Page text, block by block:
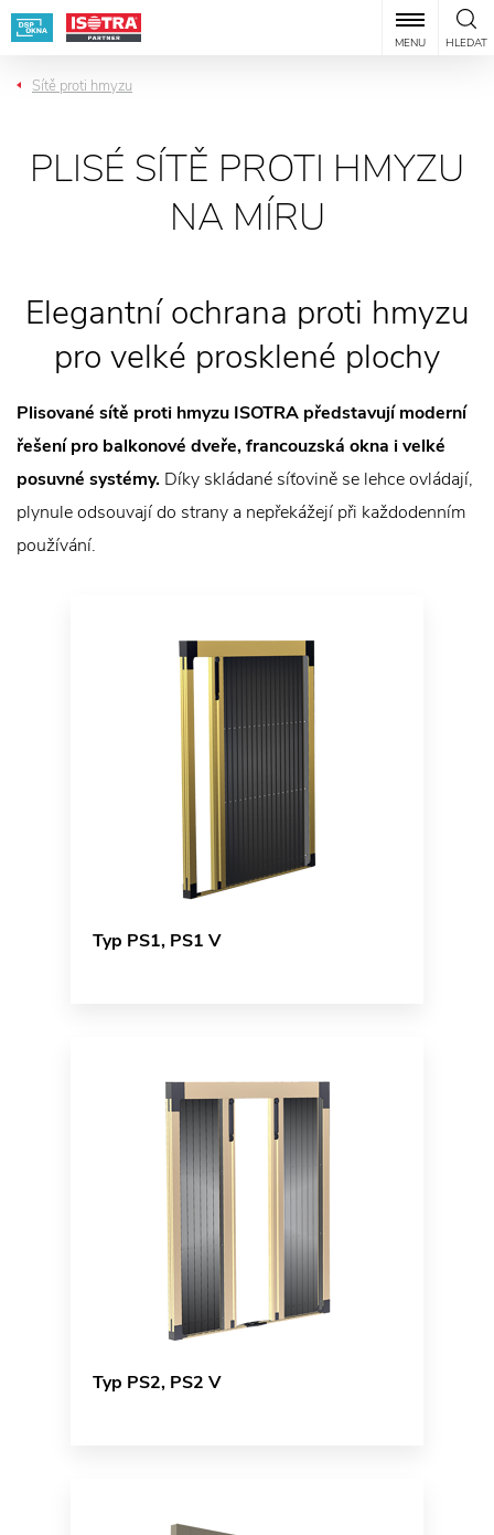
HLEDAT
MENU
Sítě proti hmyzu
PLISÉ SÍTĚ PROTI HMYZU
NA MÍRU
Elegantní ochrana proti hmyzu
pro velké prosklené plochy
Plisované sítě proti hmyzu ISOTRA představují moderní
řešení pro balkonové dveře, francouzská okna i velké
posuvné systémy. Díky skládané síťovině se lehce ovládají,
plynule odsouvají do strany a nepřekážejí při každodenním
používání.
Typ PS1, PS1 V
Typ PS2, PS2 V